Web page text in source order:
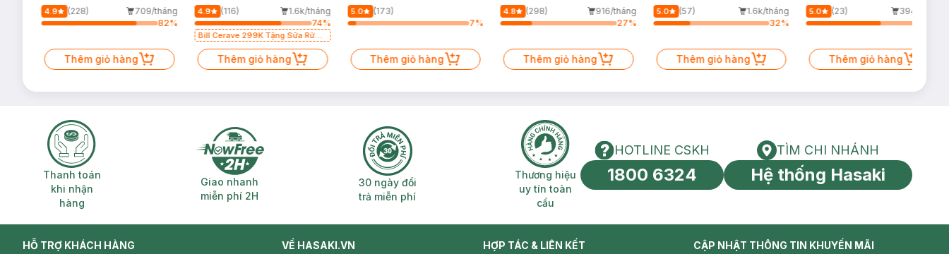
500ml
4.9 (228)
709/tháng
82%
Thêm giỏ hàng
Dầu 473ml
4.9 (116)
1.6k/tháng
74%
Bill Cerave 299K Tặng Sữa Rửa
Thêm giỏ hàng
150ml
5.0
(173)
7%
Thêm giỏ hàng
4.8 (298)
916/tháng
27%
Thêm giỏ hàng
Giảm Dầu 500ml
5.0 (57)
1.6k/tháng
32%
Thêm giỏ hàng
60ml (Mới)
5.0 (23)
394/tháng
Thêm giỏ hàng
Thanh toán khi nhận hàng
Thanh toán
khi nhận
hàng
Giao nhanh miễn phí 2H
Giao nhanh
miễn phí 2H
30 ngày đổi trả miễn phí
30 ngày đổi
trả miễn phí
Thương hiệu uy tín toàn cầu
Thương hiệu
uy tín toàn
cầu
HOTLINE CSKH
HOTLINE CSKH
1800 6324
Tìm chi nhánh
TÌM CHI NHÁNH
Hệ thống Hasaki
HỖ TRỢ KHÁCH HÀNG VỀ HASAKI.VN HỢP TÁC & LIÊN KẾT CẬP NHẬT THÔNG TIN KHUYẾN MÃI